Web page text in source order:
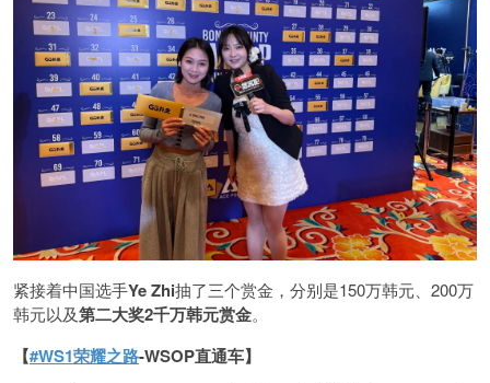
紧接着中国选手Ye Zhi抽了三个赏金，分别是150万韩元、200万
韩元以及第二大奖2千万韩元赏金。
【#WS1荣耀之路-WSOP直通车】